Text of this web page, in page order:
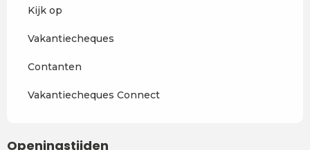
Kijk op
Vakantiecheques
Contanten
Vakantiecheques Connect
Openingstijden